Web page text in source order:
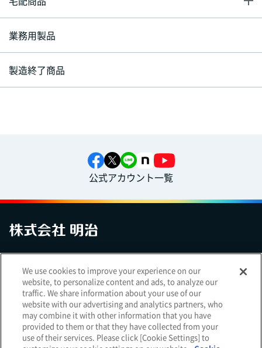
業務用製品
製造終了商品
公式アカウント一覧
アクセシビリティへの対応方針ご利用規約明治グループのDX
Cookie Settings
明治ホールディングス株式会社 （ EN ｜簡体 ）
We use cookies to improve your experience on our
website, to personalize content and ads, to analyze our
traffic. We share information about your use of our
website with our advertising and analytics partners, who
may combine it with other information that you have
provided to them or that they have collected from your
use of their services. Please click [Cookie Settings] to